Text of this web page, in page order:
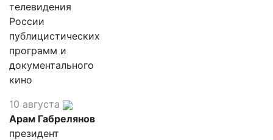
телевидения
России
публицистических
программ и
документального
кино
10 августа
Арам Габрелянов
президент